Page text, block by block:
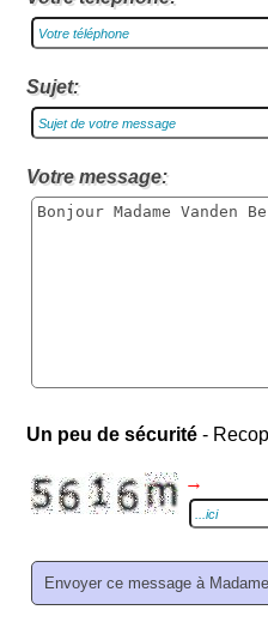
Sujet:
Votre message:
Un peu de sécurité -
→